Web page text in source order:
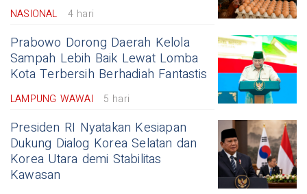
NASIONAL 4 hari
Prabowo Dorong Daerah Kelola
Sampah Lebih Baik Lewat Lomba
Kota Terbersih Berhadiah Fantastis
LAMPUNG WAWAI 5 hari
Presiden RI Nyatakan Kesiapan
Dukung Dialog Korea Selatan dan
Korea Utara demi Stabilitas
Kawasan